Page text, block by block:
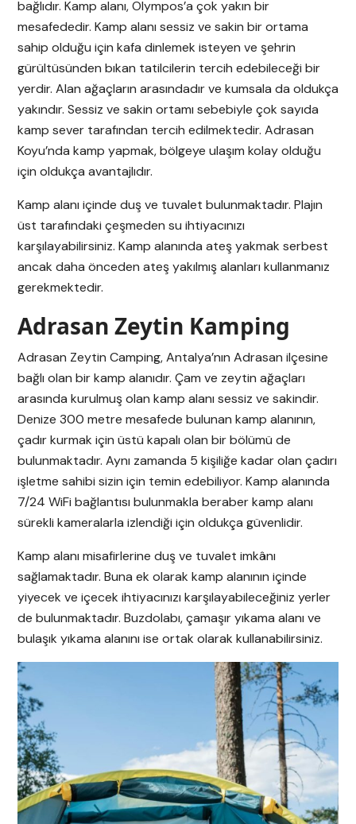
bağlıdır. Kamp alanı, Olympos’a çok yakın bir
mesafededir. Kamp alanı sessiz ve sakin bir ortama
sahip olduğu için kafa dinlemek isteyen ve şehrin
gürültüsünden bıkan tatilcilerin tercih edebileceği bir
yerdir. Alan ağaçların arasındadır ve kumsala da oldukça
yakındır. Sessiz ve sakin ortamı sebebiyle çok sayıda
kamp sever tarafından tercih edilmektedir. Adrasan
Koyu’nda kamp yapmak, bölgeye ulaşım kolay olduğu
için oldukça avantajlıdır.
Kamp alanı içinde duş ve tuvalet bulunmaktadır. Plajın
üst tarafındaki çeşmeden su ihtiyacınızı
karşılayabilirsiniz. Kamp alanında ateş yakmak serbest
ancak daha önceden ateş yakılmış alanları kullanmanız
gerekmektedir.
Adrasan Zeytin Kamping
Adrasan Zeytin Camping, Antalya’nın Adrasan ilçesine
bağlı olan bir kamp alanıdır. Çam ve zeytin ağaçları
arasında kurulmuş olan kamp alanı sessiz ve sakindir.
Denize 300 metre mesafede bulunan kamp alanının,
çadır kurmak için üstü kapalı olan bir bölümü de
bulunmaktadır. Aynı zamanda 5 kişiliğe kadar olan çadırı
işletme sahibi sizin için temin edebiliyor. Kamp alanında
7/24 WiFi bağlantısı bulunmakla beraber kamp alanı
sürekli kameralarla izlendiği için oldukça güvenlidir.
Kamp alanı misafirlerine duş ve tuvalet imkânı
sağlamaktadır. Buna ek olarak kamp alanının içinde
yiyecek ve içecek ihtiyacınızı karşılayabileceğiniz yerler
de bulunmaktadır. Buzdolabı, çamaşır yıkama alanı ve
bulaşık yıkama alanını ise ortak olarak kullanabilirsiniz.